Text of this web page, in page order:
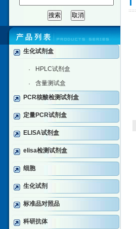
生化试剂盒
· HPLC试剂盒
·
含量测试盒
PCR核酸检测试剂盒
定量PCR试剂盒
ELISA试剂盒
elisa检测试剂盒
细胞
生化试剂
标准品对照品
科研抗体